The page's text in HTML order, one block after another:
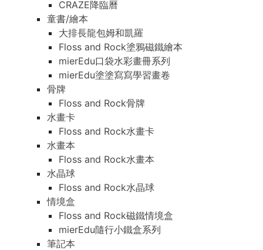
CRAZE降臨曆
童書/繪本
大排長龍包姆和凱羅
Floss and Rock塗鴉磁鐵繪本
mierEdu口袋水彩畫冊系列
mierEdu塗塗寫寫學習畫卷
骨牌
Floss and Rock骨牌
水畫卡
Floss and Rock水畫卡
水畫本
Floss and Rock水畫本
水晶球
Floss and Rock水晶球
情境盒
Floss and Rock磁鐵情境盒
mierEdu隨行小鐵盒系列
筆記本